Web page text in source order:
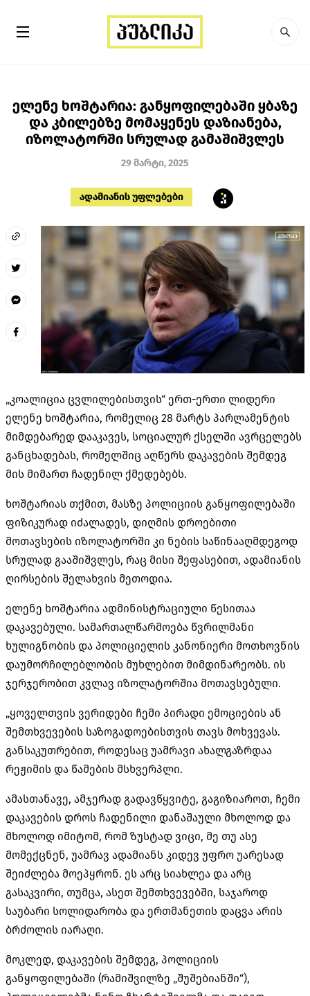
ელენე ხოშტარია: განყოფილებაში ყბაზე
და კბილებზე მომაყენეს დაზიანება,
იზოლატორში სრულად გამაშიშვლეს
29 მარტი, 2025
ადამიანის უფლებები
„კოალიცია ცვლილებისთვის“ ერთ-ერთი ლიდერი
ელენე ხოშტარია, რომელიც 28 მარტს პარლამენტის
მიმდებარედ დააკავეს, სოციალურ ქსელში ავრცელებს
განცხადებას, რომელშიც აღწერს დაკავების შემდეგ
მის მიმართ ჩადენილ ქმედებებს.
ხოშტარიას თქმით, მასზე პოლიციის განყოფილებაში
ფიზიკურად იძალადეს, დიღმის დროებითი
მოთავსების იზოლატორში კი ნების საწინააღმდეგოდ
სრულად გააშიშვლეს, რაც მისი შეფასებით, ადამიანის
ღირსების შელახვის მეთოდია.
ელენე ხოშტარია ადმინისტრაციული წესითაა
დაკავებული. სამართალწარმოება წვრილმანი
ხულიგნობის და პოლიციელის კანონიერი მოთხოვნის
დაუმორჩილებლობის მუხლებით მიმდინარეობს. ის
ჯერჯერობით კვლავ იზოლატორშია მოთავსებული.
„ყოველთვის ვერიდები ჩემი პირადი ემოციების ან
შემთხვევების საზოგადოებისთვის თავს მოხვევას.
განსაკუთრებით, როდესაც უამრავი ახალგაზრდაა
რეჟიმის და წამების მსხვერპლი.
ამასთანავე, ამჯერად გადავწყვიტე, გაგიზიაროთ, ჩემი
დაკავების დროს ჩადენილი დანაშაული მხოლოდ და
მხოლოდ იმიტომ, რომ ზუსტად ვიცი, მე თუ ასე
მომექცნენ, უამრავ ადამიანს კიდევ უფრო უარესად
შეიძლება მოეპყრონ. ეს არც სიახლეა და არც
გასაკვირი, თუმცა, ასეთ შემთხვევებში, საჯაროდ
საუბარი სოლიდარობა და ერთმანეთის დაცვა არის
ბრძოლის იარაღი.
მოკლედ, დაკავების შემდეგ, პოლიციის
განყოფილებაში (რამიშვილზე „შუშებიანში“),